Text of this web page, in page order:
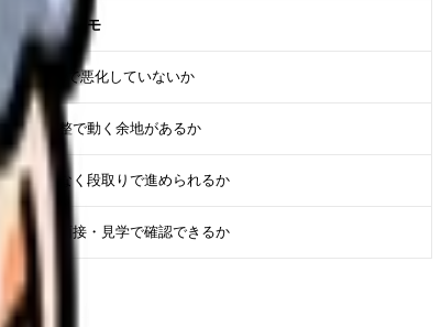
判断に使うメモ
直近2週間で悪化していないか
相談や調整で動く余地があるか
勢いではなく段取りで進められるか
求人票・面接・見学で確認できるか